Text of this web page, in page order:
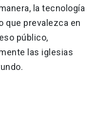
la tecnología
que prevalezca en
público,
las iglesias